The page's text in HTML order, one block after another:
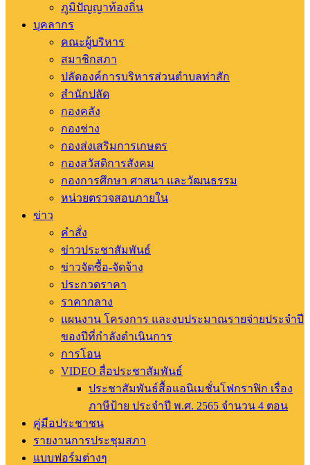
ภูมิปัญญาท้องถิ่น
บุคลากร
คณะผู้บริหาร
สมาชิกสภา
ปลัดองค์การบริหารส่วนตำบลท่าสัก
สำนักปลัด
กองคลัง
กองช่าง
กองส่งเสริมการเกษตร
กองสวัสดิการสังคม
กองการศึกษา ศาสนา และวัฒนธรรม
หน่วยตรวจสอบภายใน
ข่าว
คำสั่ง
ข่าวประชาสัมพันธ์
ข่าวจัดซื้อ-จัดจ้าง
ประกวดราคา
ราคากลาง
แผนงาน โครงการ และงบประมาณรายจ่ายประจำปี
ของปีที่กำลังดำเนินการ
การโอน
VIDEO สื่อประชาสัมพันธ์
ประชาสัมพันธ์สื้อแอนิเมชั่นโฟกราฟิก เรื่อง
ภาษีป้าย ประจำปี พ.ศ. 2565 จำนวน 4 ตอน
คู่มือประชาชน
รายงานการประชุมสภา
แบบฟอร์มต่างๆ